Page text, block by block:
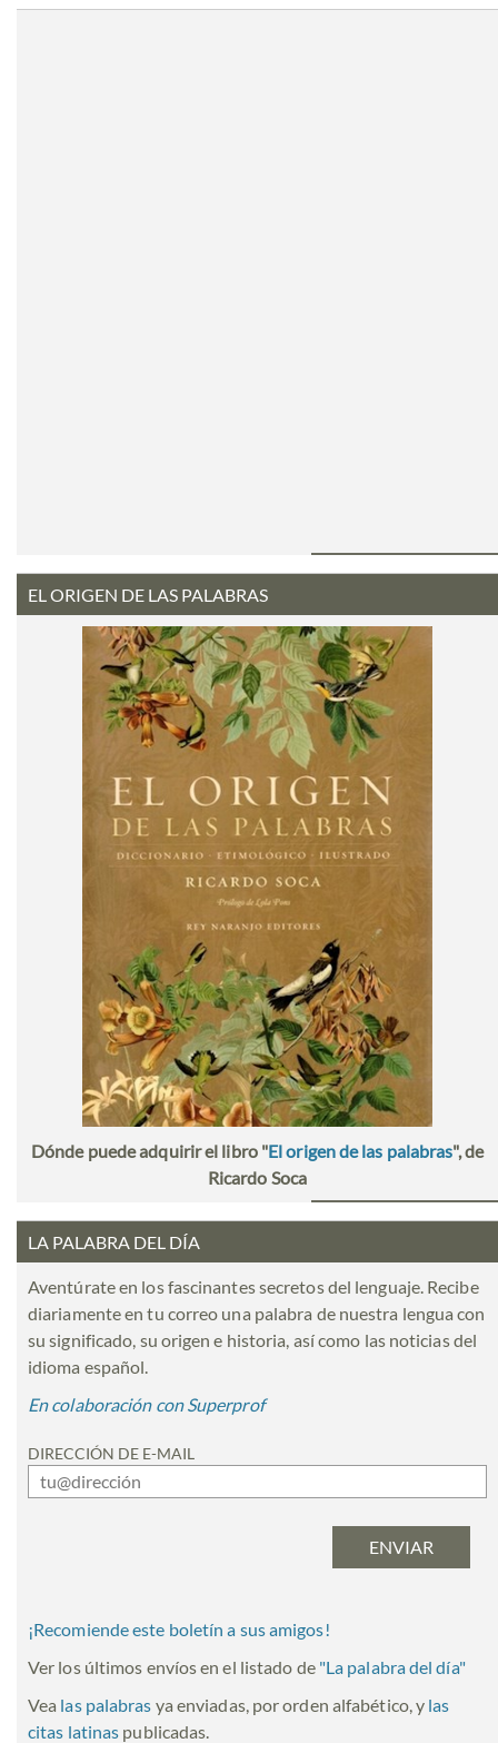
EL ORIGEN DE LAS PALABRAS
Dónde puede adquirir el libro "El origen de las palabras", de
Ricardo Soca
LA PALABRA DEL DÍA
Aventúrate en los fascinantes secretos del lenguaje. Recibe
diariamente en tu correo una palabra de nuestra lengua con
su significado, su origen e historia, así como las noticias del
idioma español.
En colaboración con Superprof
DIRECCIÓN DE E-MAIL
¡Recomiende este boletín a sus amigos!
Ver los últimos envíos en el listado de "La palabra del día"
Vea las palabras ya enviadas, por orden alfabético, y las
citas latinas publicadas.